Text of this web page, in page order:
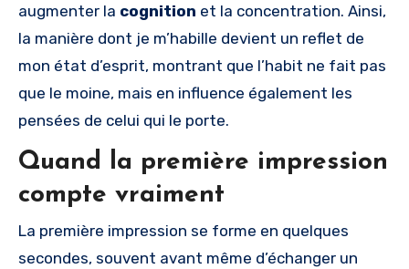
augmenter la cognition et la concentration. Ainsi,
la manière dont je m’habille devient un reflet de
mon état d’esprit, montrant que l’habit ne fait pas
que le moine, mais en influence également les
pensées de celui qui le porte.
Quand la première impression
compte vraiment
La première impression se forme en quelques
secondes, souvent avant même d’échanger un